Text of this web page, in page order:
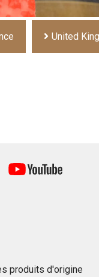
United
produits d'origine